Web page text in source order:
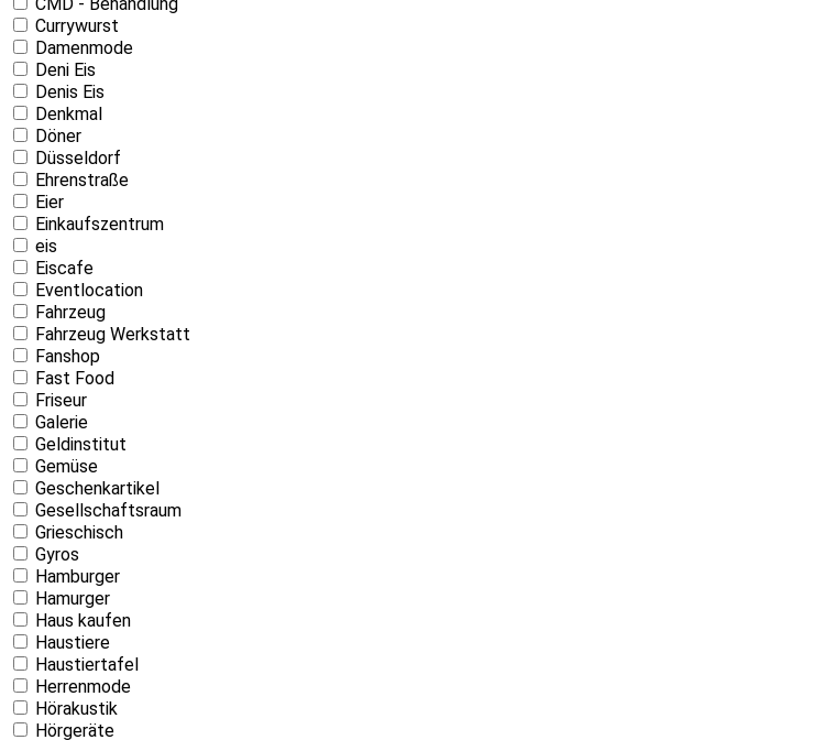
Currywurst
Damenmode
Deni Eis
Denis Eis
Denkmal
Döner
Düsseldorf
Ehrenstraße
Eier
Einkaufszentrum
eis
Eiscafe
Eventlocation
Fahrzeug
Fahrzeug Werkstatt
Fanshop
Fast Food
Friseur
Galerie
Geldinstitut
Gemüse
Geschenkartikel
Gesellschaftsraum
Grieschisch
Gyros
Hamburger
Hamurger
Haus kaufen
Haustiere
Haustiertafel
Herrenmode
Hörakustik
Hörgeräte